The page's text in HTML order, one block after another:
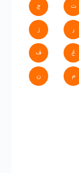
ت ج
ر ز
غ ف
م ن